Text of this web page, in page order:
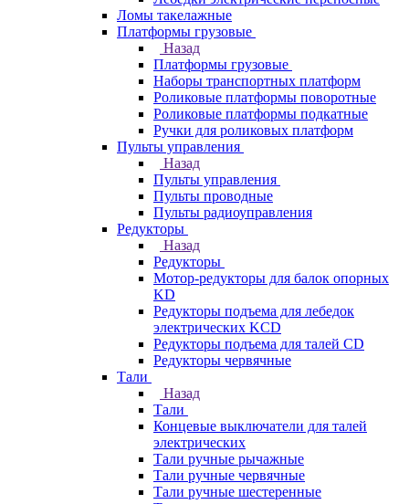
Ломы такелажные
Платформы грузовые
Назад
Платформы грузовые
Наборы транспортных платформ
Роликовые платформы поворотные
Роликовые платформы подкатные
Ручки для роликовых платформ
Пульты управления
Назад
Пульты управления
Пульты проводные
Пульты радиоуправления
Редукторы
Назад
Редукторы
Мотор-редукторы для балок опорных
KD
Редукторы подъема для лебедок
электрических KCD
Редукторы подъема для талей CD
Редукторы червячные
Тали
Назад
Тали
Концевые выключатели для талей
электрических
Тали ручные рычажные
Тали ручные червячные
Тали ручные шестеренные